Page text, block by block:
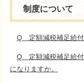
制度について
Q 定額減税補足給付
Q 定額減税補足給付
になりますか。